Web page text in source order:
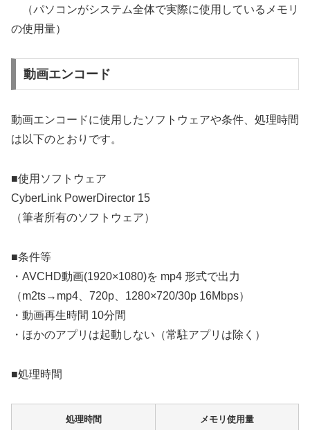
（パソコンがシステム全体で実際に使用しているメモリ
の使用量）
動画エンコード
動画エンコードに使用したソフトウェアや条件、処理時間
は以下のとおりです。
■使用ソフトウェア
CyberLink PowerDirector 15
（筆者所有のソフトウェア）
■条件等
・AVCHD動画(1920×1080)を mp4 形式で出力
（m2ts→mp4、720p、1280×720/30p 16Mbps）
・動画再生時間 10分間
・ほかのアプリは起動しない（常駐アプリは除く）
■処理時間
処理時間 メモリ使用量